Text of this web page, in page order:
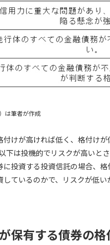
は筆者が作成
けが高ければ低く、格付けが
下は投機的でリスクが高いとさ
に投資する投資信託の場合、
ているのかで、リスクが低い
保有する債券の